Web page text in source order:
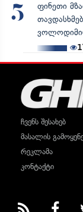
5
ფინეთი
ჩვენს შესახებ
მასალის
რეკლამა
კონტაქტი